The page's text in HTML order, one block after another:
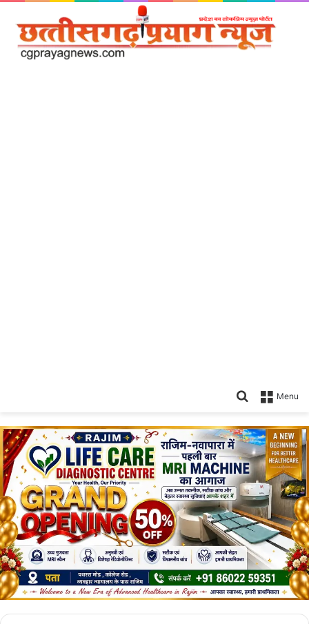
Menu
Search